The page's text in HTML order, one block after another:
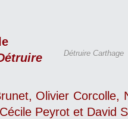
Détruire Carthage
Olivier Corcolle,
Peyrot et David